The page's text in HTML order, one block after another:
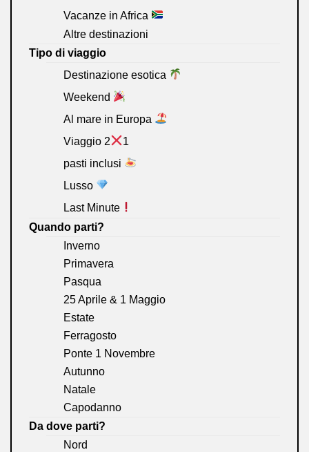
Vacanze in Africa
Altre destinazioni
Tipo di viaggio
Destinazione esotica
Weekend
Al mare in Europa
Viaggio 2
1
pasti inclusi
Lusso
Last Minute
Quando parti?
Inverno
Primavera
Pasqua
25 Aprile & 1 Maggio
Estate
Ferragosto
Ponte 1 Novembre
Autunno
Natale
Capodanno
Da dove parti?
Nord